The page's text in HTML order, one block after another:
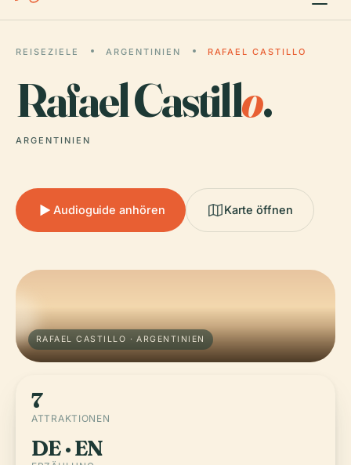
REISEZIELE ARGENTINIEN RAFAEL CASTILLO
Rafael Castillo.
ARGENTINIEN
Audioguide anhören Karte öffnen
RAFAEL CASTILLO · ARGENTINIEN
7
ATTRAKTIONEN
DE · EN